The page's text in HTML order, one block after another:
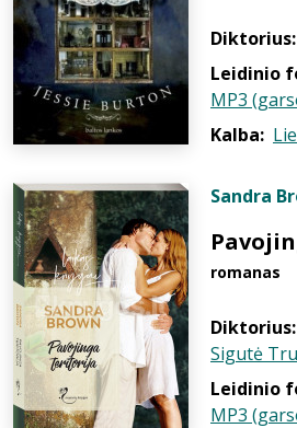
Diktorius:
Leidinio
MP3
Kalba:
Sandra
romanas
Diktorius:
Sigutė
Leidinio
MP3